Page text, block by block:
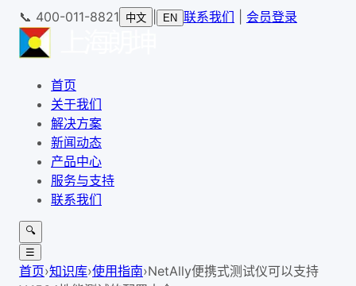
📞 400-011-8821 中文 EN 联系我们 会员登录
首页
关于我们
解决方案
新闻动态
产品中心
服务与支持
联系我们
🔍
☰
首页›知识库›使用指南›NetAlly便携式测试仪可以支持